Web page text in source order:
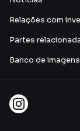
Relações com
Partes
Banco de imagens